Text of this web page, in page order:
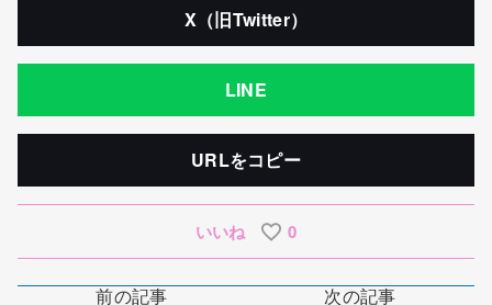
X（旧Twitter）
LINE
URLをコピー
いいね 0
前の記事 次の記事